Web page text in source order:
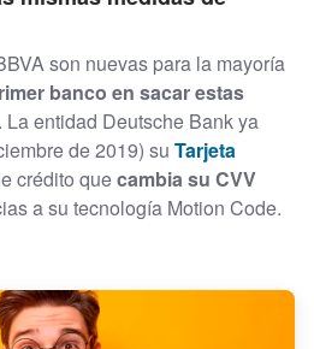
son nuevas para la mayoría
banco en sacar estas
. La entidad Deutsche Bank ya
de 2019) su Tarjeta
crédito quecambia su CVV
a su tecnología Motion Code.